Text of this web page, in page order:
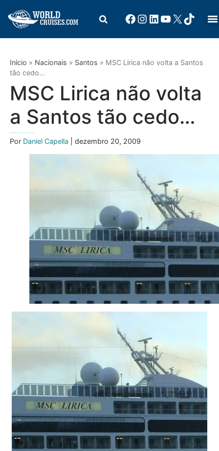
Início » Nacionais » Santos » MSC Lirica não volta a Santos
tão cedo…
MSC Lirica não volta
a Santos tão cedo…
Por Daniel Capella | dezembro 20, 2009